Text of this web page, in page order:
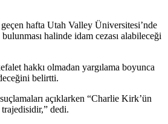
hafta Utah Valley Üniversitesi’nde
halinde idam cezası alabileceği
hakkı olmadan yargılama boyunca
belirtti.
açıklarken “Charlie Kirk’ün
dedi.